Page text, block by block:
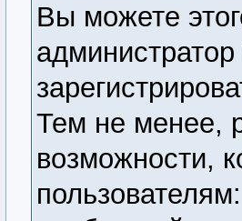
Вы можете
Тем не менее,
возможности,